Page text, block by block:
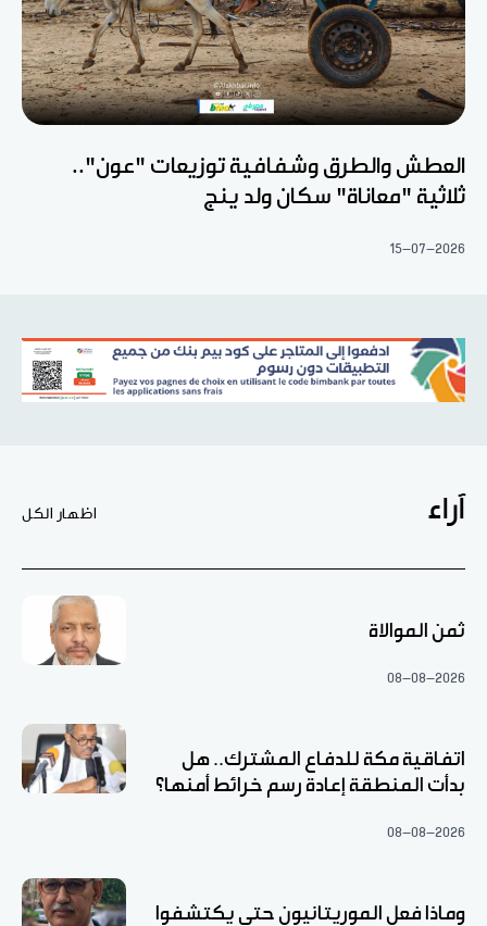
العطش والطرق وشفافية توزيعات "عون"..
ثلاثية "معاناة" سكان ولد ينج
15-07-2026
آراء اظهار الكل
ثمن الموالاة
08-08-2026
اتفاقية مكة للدفاع المشترك.. هل
بدأت المنطقة إعادة رسم خرائط أمنها؟
08-08-2026
وماذا فعل الموريتانيون حتى يكتشفوا